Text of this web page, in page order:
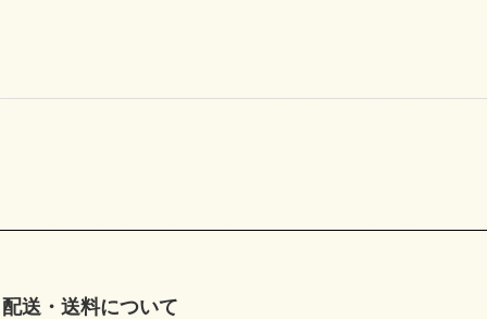
配送・送料について